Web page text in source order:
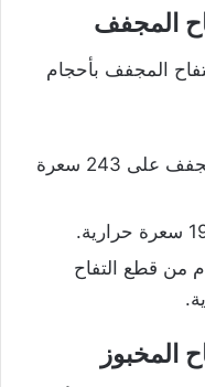
المجفف
المجفف بأحجام
تتوفر 100 جرام من التفاح المجفف على 243 سعرة
القياسي 90 جرام من قطع التفاح
المخبوز